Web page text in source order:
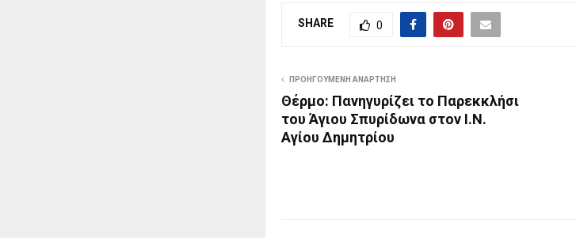
SHARE 0
ΠΡΟΗΓΟΎΜΕΝΗ ΑΝΆΡΤΗΣΗ
Θέρμο: Πανηγυρίζει το Παρεκκλήσι
του Άγιου Σπυρίδωνα στον Ι.Ν.
Αγίου Δημητρίου